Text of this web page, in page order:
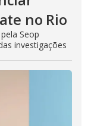
no Rio
Seop
investigações